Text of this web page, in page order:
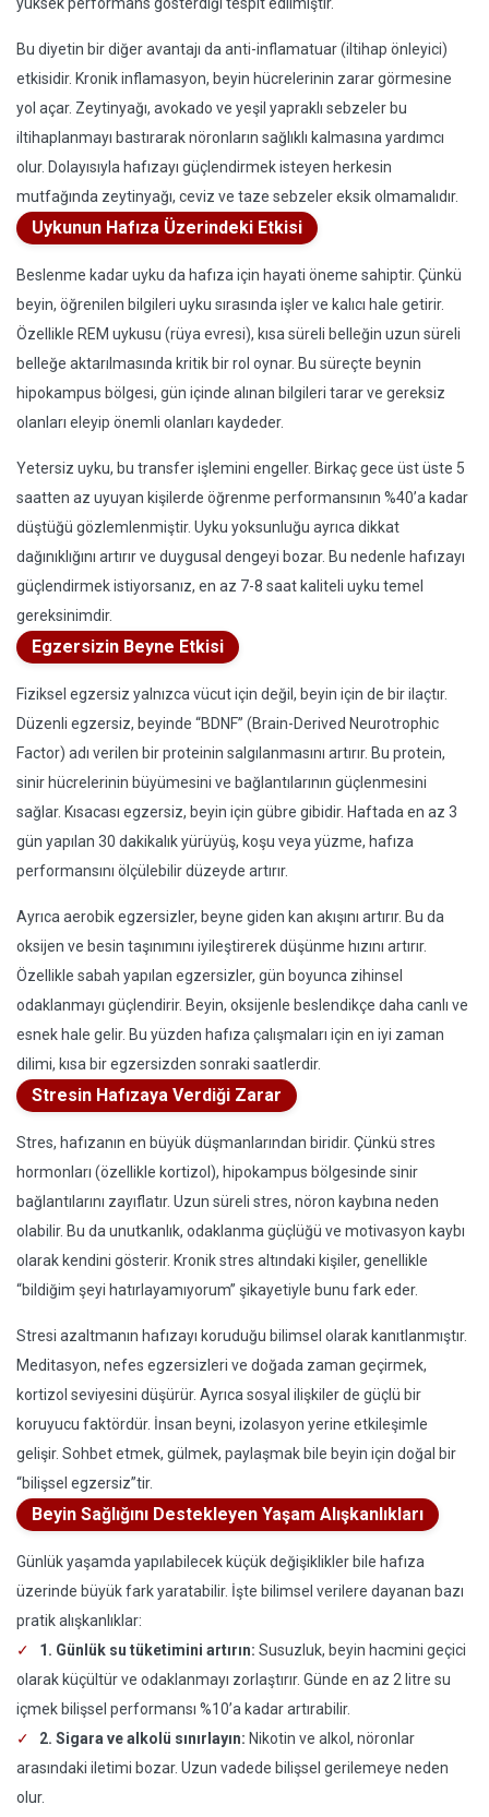
Bu diyetin bir diğer avantajı da anti-inflamatuar (iltihap önleyici)
etkisidir. Kronik inflamasyon, beyin hücrelerinin zarar görmesine
yol açar. Zeytinyağı, avokado ve yeşil yapraklı sebzeler bu
iltihaplanmayı bastırarak nöronların sağlıklı kalmasına yardımcı
olur. Dolayısıyla hafızayı güçlendirmek isteyen herkesin
mutfağında zeytinyağı, ceviz ve taze sebzeler eksik olmamalıdır.
Uykunun Hafıza Üzerindeki Etkisi
Beslenme kadar uyku da hafıza için hayati öneme sahiptir. Çünkü
beyin, öğrenilen bilgileri uyku sırasında işler ve kalıcı hale getirir.
Özellikle REM uykusu (rüya evresi), kısa süreli belleğin uzun süreli
belleğe aktarılmasında kritik bir rol oynar. Bu süreçte beynin
hipokampus bölgesi, gün içinde alınan bilgileri tarar ve gereksiz
olanları eleyip önemli olanları kaydeder.
Yetersiz uyku, bu transfer işlemini engeller. Birkaç gece üst üste 5
saatten az uyuyan kişilerde öğrenme performansının %40’a kadar
düştüğü gözlemlenmiştir. Uyku yoksunluğu ayrıca dikkat
dağınıklığını artırır ve duygusal dengeyi bozar. Bu nedenle hafızayı
güçlendirmek istiyorsanız, en az 7-8 saat kaliteli uyku temel
gereksinimdir.
Egzersizin Beyne Etkisi
Fiziksel egzersiz yalnızca vücut için değil, beyin için de bir ilaçtır.
Düzenli egzersiz, beyinde “BDNF” (Brain-Derived Neurotrophic
Factor) adı verilen bir proteinin salgılanmasını artırır. Bu protein,
sinir hücrelerinin büyümesini ve bağlantılarının güçlenmesini
sağlar. Kısacası egzersiz, beyin için gübre gibidir. Haftada en az 3
gün yapılan 30 dakikalık yürüyüş, koşu veya yüzme, hafıza
performansını ölçülebilir düzeyde artırır.
Ayrıca aerobik egzersizler, beyne giden kan akışını artırır. Bu da
oksijen ve besin taşınımını iyileştirerek düşünme hızını artırır.
Özellikle sabah yapılan egzersizler, gün boyunca zihinsel
odaklanmayı güçlendirir. Beyin, oksijenle beslendikçe daha canlı ve
esnek hale gelir. Bu yüzden hafıza çalışmaları için en iyi zaman
dilimi, kısa bir egzersizden sonraki saatlerdir.
Stresin Hafızaya Verdiği Zarar
Stres, hafızanın en büyük düşmanlarından biridir. Çünkü stres
hormonları (özellikle kortizol), hipokampus bölgesinde sinir
bağlantılarını zayıflatır. Uzun süreli stres, nöron kaybına neden
olabilir. Bu da unutkanlık, odaklanma güçlüğü ve motivasyon kaybı
olarak kendini gösterir. Kronik stres altındaki kişiler, genellikle
“bildiğim şeyi hatırlayamıyorum” şikayetiyle bunu fark eder.
Stresi azaltmanın hafızayı koruduğu bilimsel olarak kanıtlanmıştır.
Meditasyon, nefes egzersizleri ve doğada zaman geçirmek,
kortizol seviyesini düşürür. Ayrıca sosyal ilişkiler de güçlü bir
koruyucu faktördür. İnsan beyni, izolasyon yerine etkileşimle
gelişir. Sohbet etmek, gülmek, paylaşmak bile beyin için doğal bir
“bilişsel egzersiz”tir.
Beyin Sağlığını Destekleyen Yaşam Alışkanlıkları
Günlük yaşamda yapılabilecek küçük değişiklikler bile hafıza
üzerinde büyük fark yaratabilir. İşte bilimsel verilere dayanan bazı
pratik alışkanlıklar:
1. Günlük su tüketimini artırın: Susuzluk, beyin hacmini geçici
olarak küçültür ve odaklanmayı zorlaştırır. Günde en az 2 litre su
içmek bilişsel performansı %10’a kadar artırabilir.
2. Sigara ve alkolü sınırlayın: Nikotin ve alkol, nöronlar
arasındaki iletimi bozar. Uzun vadede bilişsel gerilemeye neden
olur.